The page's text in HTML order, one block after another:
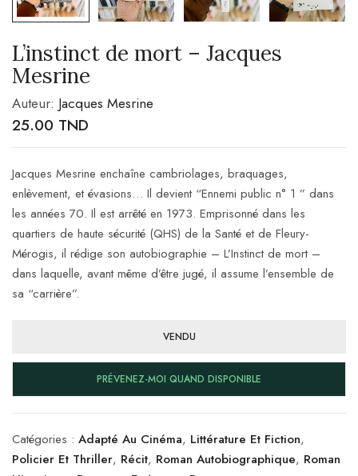
L’instinct de mort – Jacques
Mesrine
Auteur: Jacques Mesrine
25.00 TND
Jacques Mesrine enchaîne cambriolages, braquages,
enlèvement, et évasions… Il devient “Ennemi public n° 1 ” dans
les années 70. Il est arrêté en 1973. Emprisonné dans les
quartiers de haute sécurité (QHS) de la Santé et de Fleury-
Mérogis, il rédige son autobiographie – L’Instinct de mort –
dans laquelle, avant même d’être jugé, il assume l’ensemble de
sa “carrière”.
VENDU
PRÉVENEZ-MOI QUAND DISPONIBLE
Catégories : Adapté Au Cinéma, Littérature Et Fiction,
Policier Et Thriller, Récit, Roman Autobiographique, Roman